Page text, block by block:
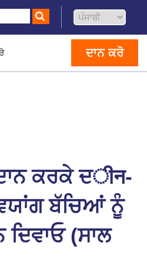
ਦਾਨ ਕਰੋ
ਕਰਕੇ ਦीन-
ਬੱਚਿਆਂ ਨੂੰ
ਦਿਵਾਓ (ਸਾਲ